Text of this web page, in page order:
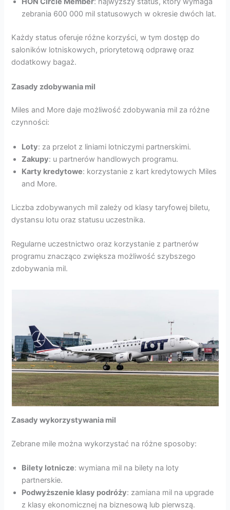
zebrania 600 000 mil statusowych w okresie dwóch lat.
Każdy status oferuje różne korzyści, w tym dostęp do
saloników lotniskowych, priorytetową odprawę oraz
dodatkowy bagaż.
Zasady zdobywania mil
Miles and More daje możliwość zdobywania mil za różne
czynności:
Loty: za przelot z liniami lotniczymi partnerskimi.
Zakupy: u partnerów handlowych programu.
Karty kredytowe: korzystanie z kart kredytowych Miles
and More.
Liczba zdobywanych mil zależy od klasy taryfowej biletu,
dystansu lotu oraz statusu uczestnika.
Regularne uczestnictwo oraz korzystanie z partnerów
programu znacząco zwiększa możliwość szybszego
zdobywania mil.
Zasady wykorzystywania mil
Zebrane mile można wykorzystać na różne sposoby:
Bilety lotnicze: wymiana mil na bilety na loty
partnerskie.
Podwyższenie klasy podróży: zamiana mil na upgrade
z klasy ekonomicznej na biznesową lub pierwszą.